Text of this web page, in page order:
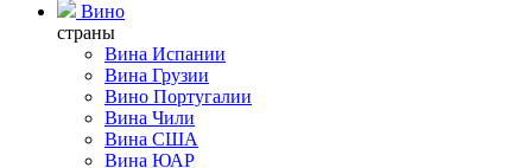
Вино
страны
Вина Испании
Вина Грузии
Вино Португалии
Вина Чили
Вина США
Вина ЮАР